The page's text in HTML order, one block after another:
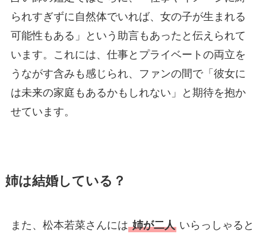
られすぎずに自然体でいれば、女の子が生まれる
可能性もある」という助言もあったと伝えられて
います。これには、仕事とプライベートの両立を
うながす含みも感じられ、ファンの間で「彼女に
は未来の家庭もあるかもしれない」と期待を抱か
せています。
姉は結婚している？
また、松本若菜さんには姉が二人いらっしゃると